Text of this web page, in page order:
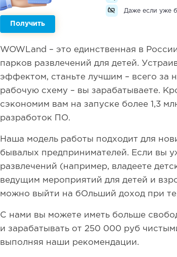
Получить
Даже если уже
WOWLand – это единственная в
парков развлечений для детей.
эффектом, станьте лучшим – всего за
рабочую схему – вы зарабатываете.
сэкономим вам на запуске более 1,3
разработок ПО.
Наша модель работы подходит для
бывалых предпринимателей. Если вы
развлечений (например, владеете
ведущим мероприятий для детей и
можно выйти на бОльший доход при
С нами вы можете иметь больше
и зарабатывать от 250 000 руб
выполняя наши рекомендации.